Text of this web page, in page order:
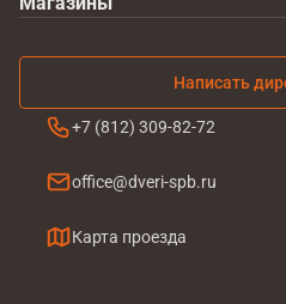
Написать
+7 (812) 309-82-72
office@dveri-spb.ru
Карта проезда